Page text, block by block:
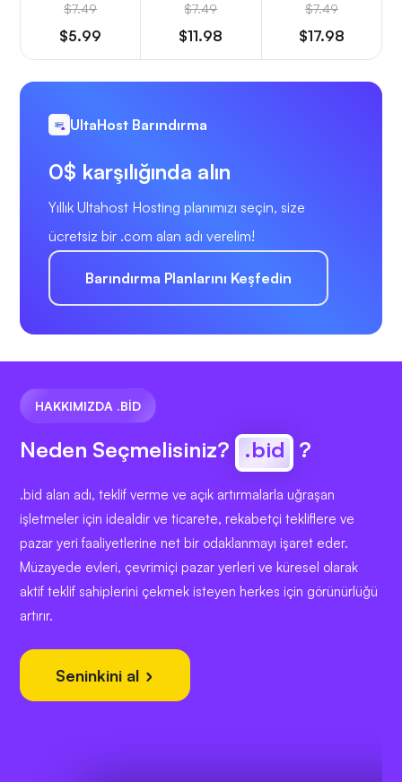
$7.49
$5.99
$7.49
$11.98
$7.49
$17.98
UltaHost Barındırma
0$ karşılığında alın
Yıllık Ultahost Hosting planımızı seçin, size
ücretsiz bir .com alan adı verelim!
Barındırma Planlarını Keşfedin
HAKKIMIZDA .BID
Neden Seçmelisiniz? .bid ?
.bid alan adı, teklif verme ve açık artırmalarla uğraşan
işletmeler için idealdir ve ticarete, rekabetçi tekliflere ve
pazar yeri faaliyetlerine net bir odaklanmayı işaret eder.
Müzayede evleri, çevrimiçi pazar yerleri ve küresel olarak
aktif teklif sahiplerini çekmek isteyen herkes için görünürlüğü
artırır.
Seninkini al